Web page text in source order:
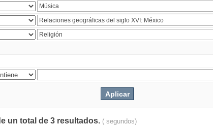
un total de 3 resultados. ( segundos)